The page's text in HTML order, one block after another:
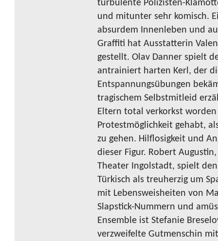
turbulente Polizisten-
und mitunter sehr komisch.
absurdem Innenleben und
Graffiti hat Ausstatterin
gestellt. Olav Danner spielt
antrainiert harten Kerl, der
Entspannungsübungen
tragischem Selbstmitleid
Eltern total verkorkst
Protestmöglichkeit gehabt,
zu gehen. Hilflosigkeit und
dieser Figur. Robert
Theater Ingolstadt, spielt
Türkisch als treuherzig um
mit Lebensweisheiten von
Slapstick-Nummern und
Ensemble ist Stefanie
verzweifelte Gutmenschin